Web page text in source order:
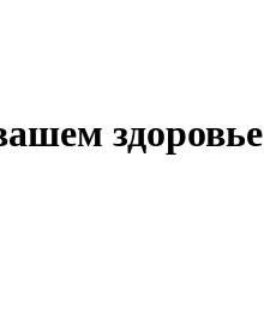
здоровье